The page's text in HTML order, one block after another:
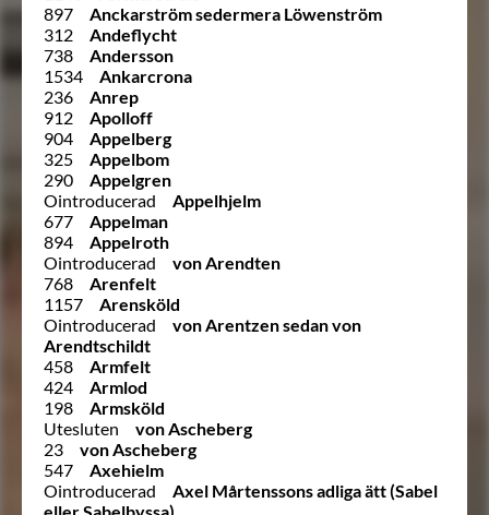
897
Anckarström sedermera Löwenström
312
Andeflycht
738
Andersson
1534
Ankarcrona
236
Anrep
912
Apolloff
904
Appelberg
325
Appelbom
290
Appelgren
Ointroducerad
Appelhjelm
677
Appelman
894
Appelroth
Ointroducerad
von Arendten
768
Arenfelt
1157
Arensköld
Ointroducerad
von Arentzen sedan von
Arendtschildt
458
Armfelt
424
Armlod
198
Armsköld
Utesluten
von Ascheberg
23
von Ascheberg
547
Axehielm
Ointroducerad
Axel Mårtenssons adliga ätt (Sabel